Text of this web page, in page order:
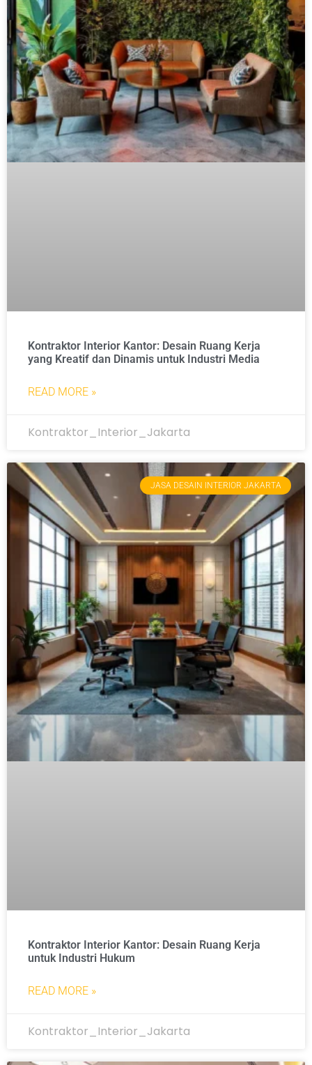
Kontraktor Interior Kantor: Desain Ruang Kerja
yang Kreatif dan Dinamis untuk Industri Media
READ MORE »
Kontraktor_Interior_Jakarta
JASA DESAIN INTERIOR JAKARTA
Kontraktor Interior Kantor: Desain Ruang Kerja
untuk Industri Hukum
READ MORE »
Kontraktor_Interior_Jakarta